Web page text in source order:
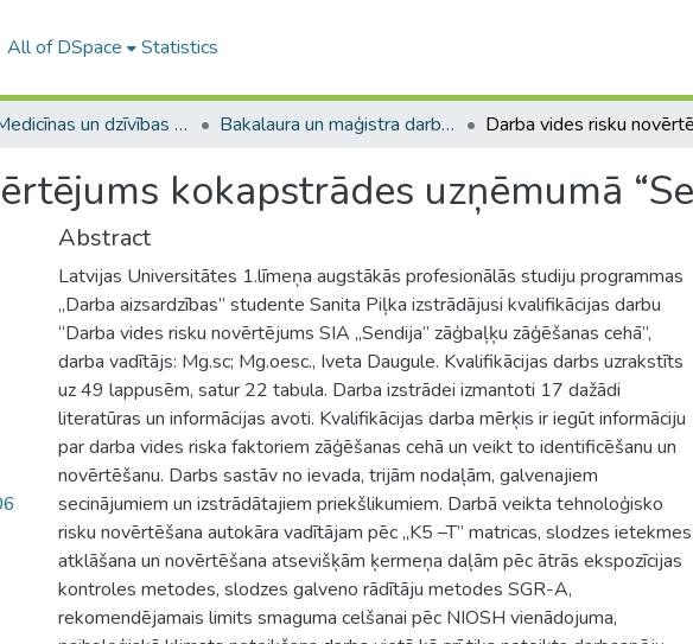
All of DSpace Statistics
A -- Medicīnas un dzīvības zinātņu fakultāte / Faculty of Medicine and Life Sciences Bakalaura un maģistra darbi (MDZF) / Bachelor's and Master's theses
kokapstrādes uzņēmumā
Abstract
Latvijas Universitātes 1.līmeņa augstākās profesionālās studiju programmas
„Darba aizsardzības” studente Sanita Piļka izstrādājusi kvalifikācijas darbu
“Darba vides risku novērtējums SIA „Sendija” zāģbaļķu zāģēšanas cehā”,
darba vadītājs: Mg.sc; Mg.oesc., Iveta Daugule. Kvalifikācijas darbs uzrakstīts
uz 49 lappusēm, satur 22 tabula. Darba izstrādei izmantoti 17 dažādi
literatūras un informācijas avoti. Kvalifikācijas darba mērķis ir iegūt informāciju
par darba vides riska faktoriem zāģēšanas cehā un veikt to identificēšanu un
novērtēšanu. Darbs sastāv no ievada, trijām nodaļām, galvenajiem
secinājumiem un izstrādātajiem priekšlikumiem. Darbā veikta tehnoloģisko
risku novērtēšana autokāra vadītājam pēc ,,K5 –T” matricas, slodzes ietekmes
atklāšana un novērtēšana atsevišķām ķermeņa daļām pēc ātrās ekspozīcijas
kontroles metodes, slodzes galveno rādītāju metodes SGR-A,
rekomendējamais limits smaguma celšanai pēc NIOSH vienādojuma,